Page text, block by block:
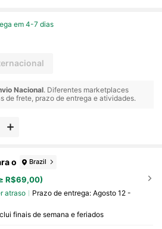
em 4-7 dias
Nacional. Diferentes marketplaces
de frete, prazo de entrega e atividades.
o Brazil
R$69,00)
atraso Prazo de entrega: Agosto 12 -
finais de semana e feriados